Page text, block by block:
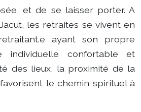
et de se laisser porter. A
les retraites se vivent en
ayant son propre
individuelle confortable et
des lieux, la proximité de la
le chemin spirituel à